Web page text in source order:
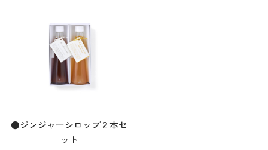
●ジンジャーシロップ２本セ
ット